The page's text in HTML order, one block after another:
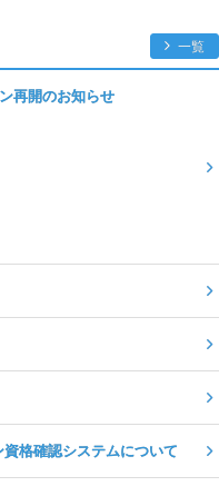
一覧
再開のお知らせ
格確認システムについて